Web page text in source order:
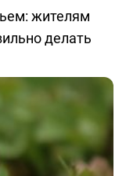
жителям
делать